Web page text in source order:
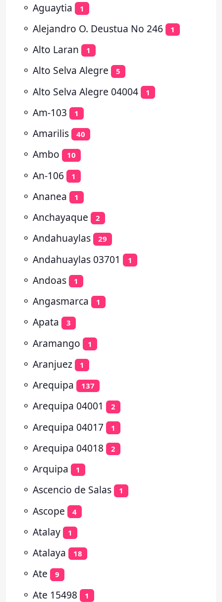
⚬ Aguaytia 1
⚬ Alejandro O. Deustua No 246 1
⚬ Alto Laran 1
⚬ Alto Selva Alegre 5
⚬ Alto Selva Alegre 04004 1
⚬ Am-103 1
⚬ Amarilis 40
⚬ Ambo 10
⚬ An-106 1
⚬ Ananea 1
⚬ Anchayaque 2
⚬ Andahuaylas 29
⚬ Andahuaylas 03701 1
⚬ Andoas 1
⚬ Angasmarca 1
⚬ Apata 3
⚬ Aramango 1
⚬ Aranjuez 1
⚬ Arequipa 137
⚬ Arequipa 04001 2
⚬ Arequipa 04017 1
⚬ Arequipa 04018 2
⚬ Arquipa 1
⚬ Ascencio de Salas 1
⚬ Ascope 4
⚬ Atalay 1
⚬ Atalaya 18
⚬ Ate 9
⚬ Ate 15498 1